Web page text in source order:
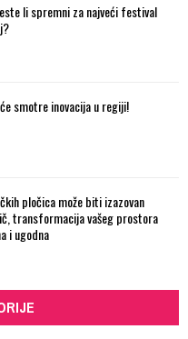
li spremni za najveći festival
smotre inovacija u regiji!
pločica može biti izazovan
transformacija vašeg prostora
i ugodna